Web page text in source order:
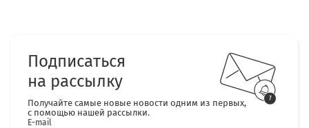
Подписаться
на рассылку
Получайте самые новые новости одним из первых,
с помощью нашей рассылки.
E-mail